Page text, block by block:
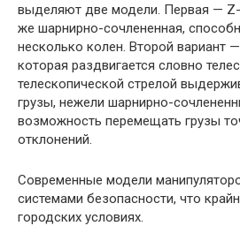
выделяют две модели. Первая — Z-
же шарнирно-сочлененная,
несколько колен. Второй вариант
которая раздвигается словно
телескопической стрелой
грузы, нежели шарнирно-
возможность перемещать грузы
отклонений.
Современные модели
системами безопасности, что
городских условиях.